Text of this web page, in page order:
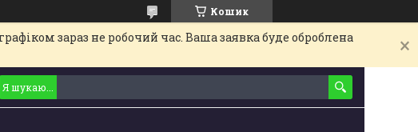
Кошик
зараз не робочий час. Ваша заявка буде оброблена